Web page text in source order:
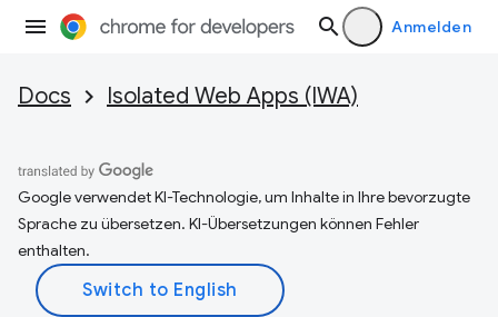
Anmelden
Docs Isolated Web Apps (IWA)
Google verwendet KI-Technologie, um Inhalte in Ihre bevorzugte
Sprache zu übersetzen. KI-Übersetzungen können Fehler
enthalten.